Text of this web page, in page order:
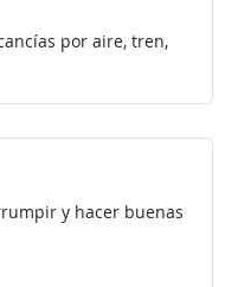
por aire, tren,
y hacer buenas